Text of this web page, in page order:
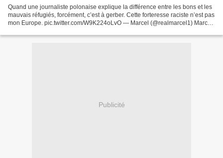
Quand une journaliste polonaise explique la différence entre les bons et les
mauvais réfugiés, forcément, c’est à gerber. Cette forteresse raciste n’est pas
mon Europe. pic.twitter.com/W9K224oLvO — Marcel (@realmarcel1) March
Publicité